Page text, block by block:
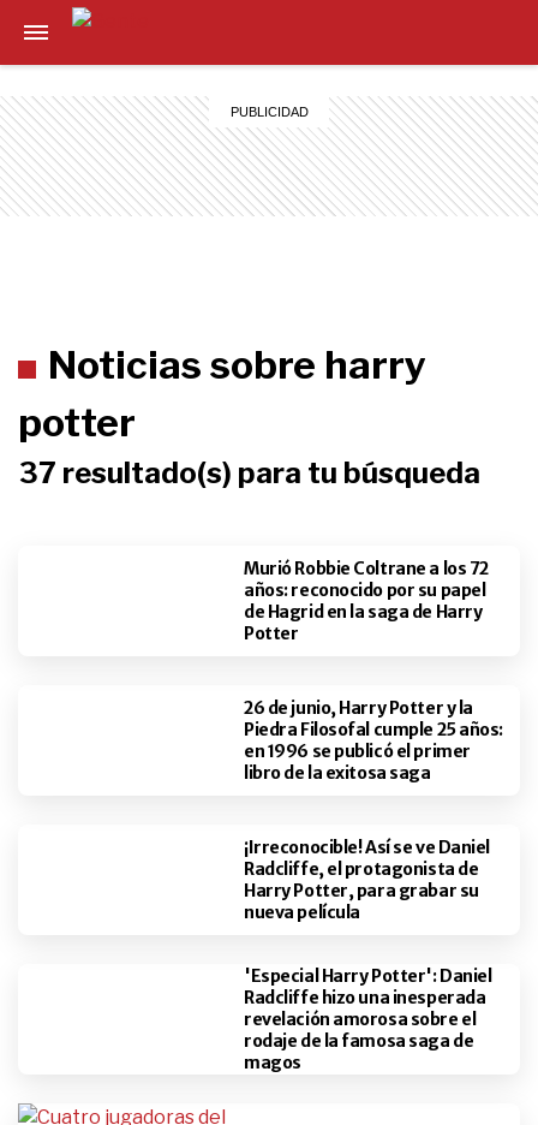
Noticias sobre harry
potter
37 resultado(s) para tu búsqueda
Murió Robbie Coltrane a los 72
años: reconocido por su papel
de Hagrid en la saga de Harry
Potter
26 de junio, Harry Potter y la
Piedra Filosofal cumple 25 años:
en 1996 se publicó el primer
libro de la exitosa saga
¡Irreconocible! Así se ve Daniel
Radcliffe, el protagonista de
Harry Potter, para grabar su
nueva película
'Especial Harry Potter': Daniel
Radcliffe hizo una inesperada
revelación amorosa sobre el
rodaje de la famosa saga de
magos